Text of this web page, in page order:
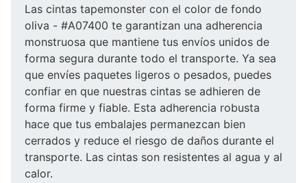
Las cintas tapemonster con el color de fondo
oliva - #A07400 te garantizan una adherencia
monstruosa que mantiene tus envíos unidos de
forma segura durante todo el transporte. Ya sea
que envíes paquetes ligeros o pesados, puedes
confiar en que nuestras cintas se adhieren de
forma firme y fiable. Esta adherencia robusta
hace que tus embalajes permanezcan bien
cerrados y reduce el riesgo de daños durante el
transporte. Las cintas son resistentes al agua y al
calor.